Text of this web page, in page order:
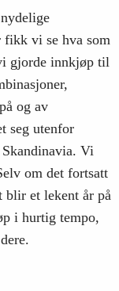
fikk vi se hva som
gjorde innkjøp til
og av
seg utenfor
Vi
om det fortsatt
blir et lekent år på
i hurtig tempo,